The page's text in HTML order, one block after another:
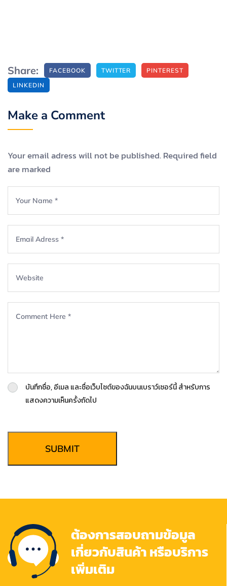
Share: FACEBOOK TWITTER
PINTEREST
LINKEDIN
Make a Comment
Your email adress will not be published. Required field
are marked
บันทึกชื่อ, อีเมล และชื่อเว็บไซต์ของฉันบนเบราว์เซอร์นี้ สำหรับการ
แสดงความเห็นครั้งถัดไป
SUBMIT
ต้องการสอบถามข้อมูล
เกี่ยวกับสินค้า หรือบริการ
เพิ่มเติม